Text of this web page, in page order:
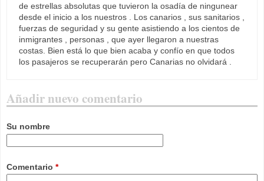
de estrellas absolutas que tuvieron la osadía de ningunear
desde el inicio a los nuestros . Los canarios , sus sanitarios ,
fuerzas de seguridad y su gente asistiendo a los cientos de
inmigrantes , personas , que ayer llegaron a nuestras
costas. Bien está lo que bien acaba y confío en que todos
los pasajeros se recuperarán pero Canarias no olvidará .
Añadir nuevo comentario
Su nombre
Comentario *